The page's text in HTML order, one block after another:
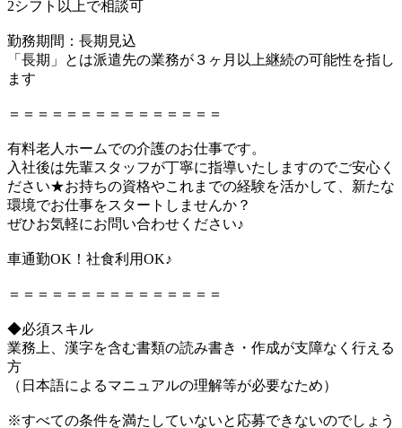
2シフト以上で相談可
勤務期間：長期見込
「長期」とは派遣先の業務が３ヶ月以上継続の可能性を指し
ます
＝＝＝＝＝＝＝＝＝＝＝＝＝＝＝
有料老人ホームでの介護のお仕事です。
入社後は先輩スタッフが丁寧に指導いたしますのでご安心く
ださい★お持ちの資格やこれまでの経験を活かして、新たな
環境でお仕事をスタートしませんか？
ぜひお気軽にお問い合わせください♪
車通勤OK！社食利用OK♪
＝＝＝＝＝＝＝＝＝＝＝＝＝＝＝
◆必須スキル
業務上、漢字を含む書類の読み書き・作成が支障なく行える
方
（日本語によるマニュアルの理解等が必要なため）
※すべての条件を満たしていないと応募できないのでしょう